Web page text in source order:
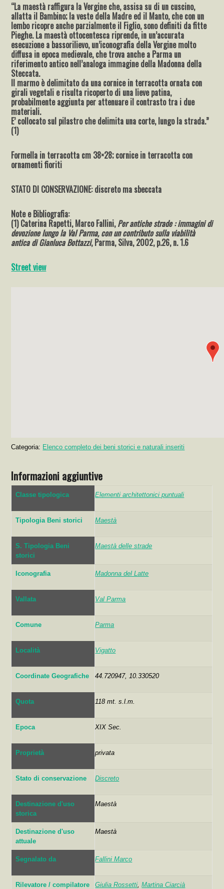
“La maestà raffigura la Vergine che, assisa su di un cuscino,
allatta il Bambino; la veste della Madre ed il Manto, che con un
lembo ricopre anche parzialmente il Figlio, sono definiti da fitte
Pieghe. La maestà ottocentesca riprende, in un’accurata
esecuzione a bassorilievo, un’iconografia della Vergine molto
diffusa in epoca medievale, che trova anche a Parma un
riferimento antico nell’analoga immagine della Madonna della
Steccata.
Il marmo è delimitato da una cornice in terracotta ornata con
girali vegetali e risulta ricoperto di una lieve patina,
probabilmente aggiunta per attenuare il contrasto tra i due
materiali.
E’ collocato sul pilastro che delimita una corte, lungo la strada.”
(1)
Formella in terracotta cm 38×28; cornice in terracotta con
ornamenti fioriti
STATO DI CONSERVAZIONE: discreto ma sbeccata
Note e Bibliografia:
(1) Caterina Rapetti, Marco Fallini,Per antiche strade : immagini di
devozione lungo la Val Parma, con un contributo sulla viabilità
antica di Gianluca Bottazzi, Parma, Silva, 2002, p.26, n. 1.6
Street view
Categoria: Elenco completo dei beni storici e naturali inseriti
Informazioni aggiuntive
Classe tipologica Elementi architettonici puntuali
Tipologia Beni storici Maestà
S. Tipologia Beni
storici
Maestà delle strade
Iconografia Madonna del Latte
Vallata Val Parma
Comune Parma
Località Vigatto
Coordinate Geografiche 44.720947, 10.330520
Quota 118 mt. s.l.m.
Epoca XIX Sec.
Proprietà privata
Stato di conservazione Discreto
Destinazione d'uso
storica
Maestà
Destinazione d'uso
attuale
Maestà
Segnalato da Fallini Marco
Rilevatore / compilatore Giulia Rossetti,Martina Ciarcià